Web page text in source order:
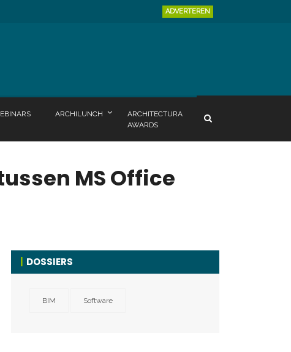
ADVERTEREN
ARCHILUNCH
ARCHITECTURA
AWARDS
MS Office
DOSSIERS
BIM Software